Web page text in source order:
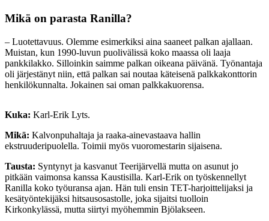
Mikä on parasta Ranilla?
– Luotettavuus. Olemme esimerkiksi aina saaneet palkan ajallaan.
Muistan, kun 1990-luvun puolivälissä koko maassa oli laaja
pankkilakko. Silloinkin saimme palkan oikeana päivänä. Työnantaja
oli järjestänyt niin, että palkan sai noutaa käteisenä palkkakonttorin
henkilökunnalta. Jokainen sai oman palkkakuorensa.
Kuka: Karl-Erik Lyts.
Mikä: Kalvonpuhaltaja ja raaka-ainevastaava hallin
ekstruuderipuolella. Toimii myös vuoromestarin sijaisena.
Tausta: Syntynyt ja kasvanut Teerijärvellä mutta on asunut jo
pitkään vaimonsa kanssa Kaustisilla. Karl-Erik on työskennellyt
Ranilla koko työuransa ajan. Hän tuli ensin TET-harjoittelijaksi ja
kesätyöntekijäksi hitsausosastolle, joka sijaitsi tuolloin
Kirkonkylässä, mutta siirtyi myöhemmin Bjölakseen.